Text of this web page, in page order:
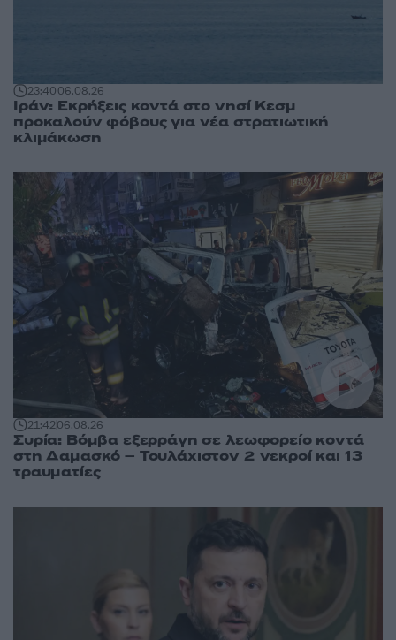
23:4006.08.26
Ιράν: Εκρήξεις κοντά στο νησί Κεσμ
προκαλούν φόβους για νέα στρατιωτική
κλιμάκωση
21:4206.08.26
Συρία: Βόμβα εξερράγη σε λεωφορείο κοντά
στη Δαμασκό – Τουλάχιστον 2 νεκροί και 13
τραυματίες